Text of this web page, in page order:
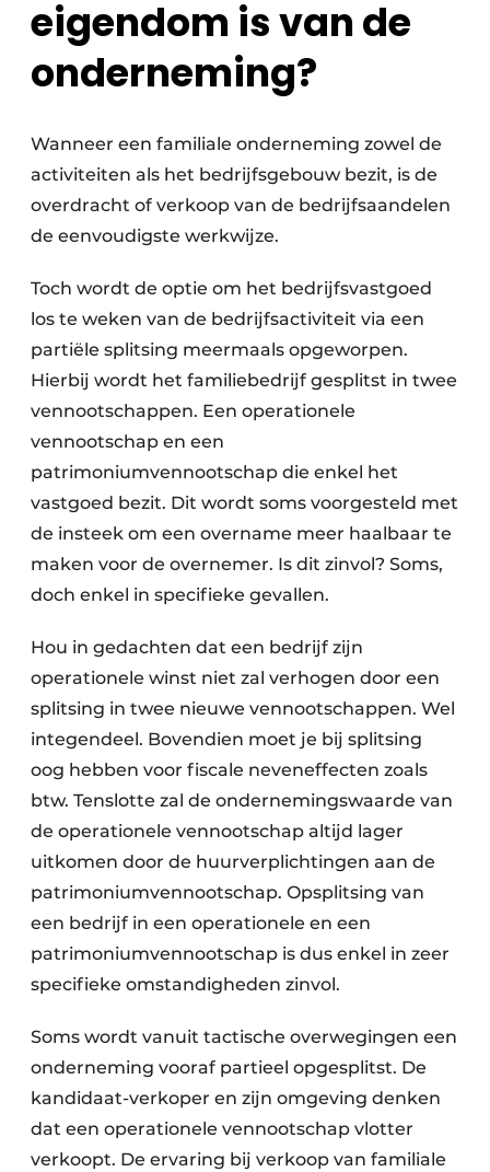
eigendom is van de
onderneming?
Wanneer een familiale onderneming zowel de
activiteiten als het bedrijfsgebouw bezit, is de
overdracht of verkoop van de bedrijfsaandelen
de eenvoudigste werkwijze.
Toch wordt de optie om het bedrijfsvastgoed
los te weken van de bedrijfsactiviteit via een
partiële splitsing meermaals opgeworpen.
Hierbij wordt het familiebedrijf gesplitst in twee
vennootschappen. Een operationele
vennootschap en een
patrimoniumvennootschap die enkel het
vastgoed bezit. Dit wordt soms voorgesteld met
de insteek om een overname meer haalbaar te
maken voor de overnemer. Is dit zinvol? Soms,
doch enkel in specifieke gevallen.
Hou in gedachten dat een bedrijf zijn
operationele winst niet zal verhogen door een
splitsing in twee nieuwe vennootschappen. Wel
integendeel. Bovendien moet je bij splitsing
oog hebben voor fiscale neveneffecten zoals
btw. Tenslotte zal de ondernemingswaarde van
de operationele vennootschap altijd lager
uitkomen door de huurverplichtingen aan de
patrimoniumvennootschap. Opsplitsing van
een bedrijf in een operationele en een
patrimoniumvennootschap is dus enkel in zeer
specifieke omstandigheden zinvol.
Soms wordt vanuit tactische overwegingen een
onderneming vooraf partieel opgesplitst. De
kandidaat-verkoper en zijn omgeving denken
dat een operationele vennootschap vlotter
verkoopt. De ervaring bij verkoop van familiale